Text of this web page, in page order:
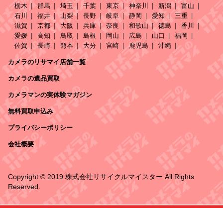
栃木
群馬 埼玉 千葉 東京 神奈川 新潟
富山
石川
福井 山梨 長野 岐阜 静岡 愛知
三重
滋賀
京都 大阪 兵庫 奈良 和歌山 徳島
香川
愛媛
高知 鳥取 島根 岡山 広島 山口
福岡
佐賀
長崎 熊本 大分 宮崎 鹿児島 沖縄
カメラのリサマイ店舗一覧
カメラの遺品買取
カメラマンの実体験マガジン
無料買取申込み
プライバシーポリシー
会社概要
Copyright © 2019 株式会社リサイクルマイスター All Rights
Reserved.